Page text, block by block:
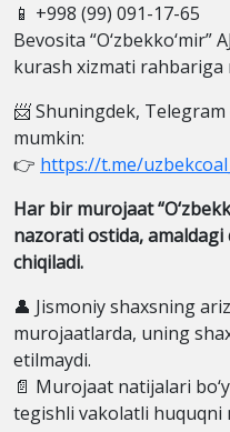
📱 +998 (99) 091-17-65
Bevosita
kurash xizmati
📨 Shuningdek,
mumkin:
👉 https://t.me/
Har bir murojaat
nazorati ostida,
chiqiladi.
👤 Jismoniy shaxsning
murojaatlarda, uning
etilmaydi.
📄 Murojaat natijalari
tegishli vakolatli huquqni